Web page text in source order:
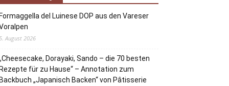
del Luinese DOP aus den Vareser
August 2026
Dorayaki, Sando – die 70 besten
für zu Hause“ – Annotation zum
„Japanisch Backen“ von Pâtisserie